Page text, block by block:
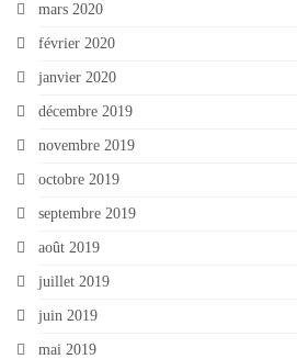
mars 2020
février 2020
janvier 2020
décembre 2019
novembre 2019
octobre 2019
septembre 2019
août 2019
juillet 2019
juin 2019
mai 2019